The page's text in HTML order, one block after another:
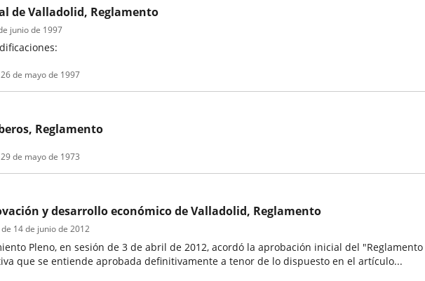
de Valladolid, Reglamento
junio de 1997
26 de mayo de 1997
Reglamento
29 de mayo de 1973
y desarrollo económico de Valladolid, Reglamento
Pleno, en sesión de 3 de abril de 2012, acordó la aprobación inicial del
que se entiende aprobada definitivamente a tenor de lo dispuesto en el artículo...
de 14 de junio de 2012